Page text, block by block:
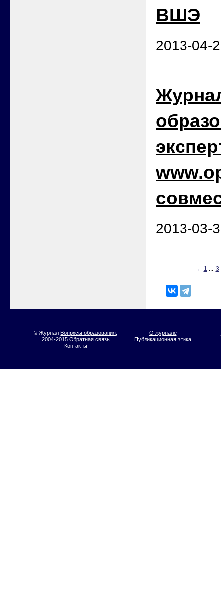
ВШЭ
2013-04-
2013-03-
← 1 ... 3
© ЖурналВопросы образования
2004-2015 Обратная связь
О журнале
Публикационная этика
Контакты